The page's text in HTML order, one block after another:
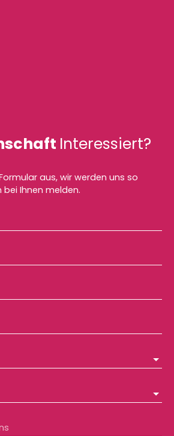
Interessiert?
aus, wir werden uns so
Ihnen melden.